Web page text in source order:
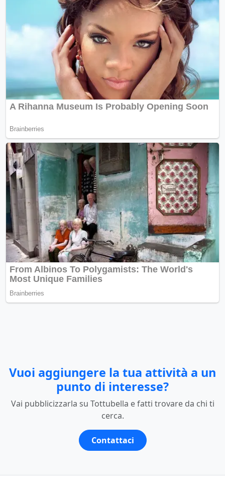
Vuoi aggiungere la tua attività a un
punto di interesse?
Vai pubblicizzarla su Tottubella e fatti trovare da chi ti
cerca.
Contattaci